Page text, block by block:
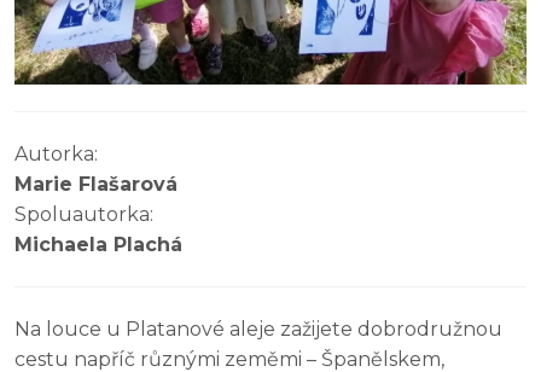
Autorka:
Marie Flašarová
Spoluautorka:
Michaela Plachá
Na louce u Platanové aleje zažijete dobrodružnou
cestu napříč různými zeměmi – Španělskem,